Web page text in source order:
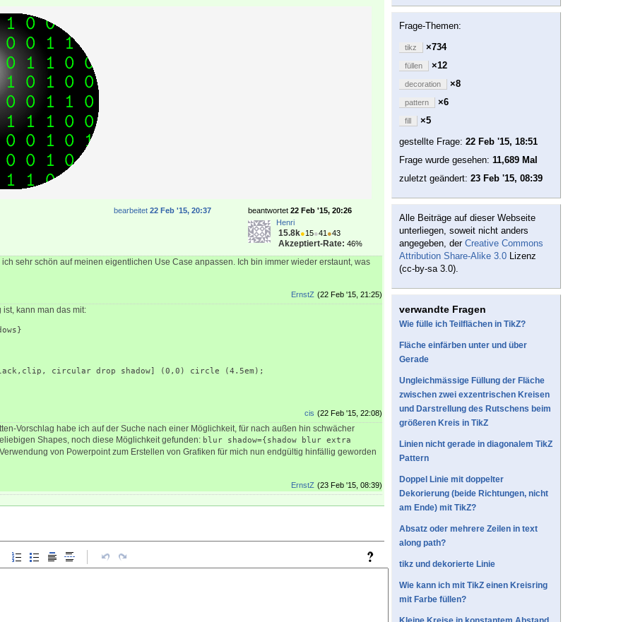
beantwortet 22 Feb '15, 20:26
Henri
15.8k●15●41 ●43
Akzeptiert-Rate: 46%
bearbeitet 22 Feb '15, 20:37
ich sehr schön auf meinen eigentlichen Use Case anpassen. Ich bin immer wieder erstaunt, was
(22 Feb '15, 21:25)
ErnstZ
kann man das mit:
circular drop shadow] (0,0) circle (4.5em);
(22 Feb '15, 22:08)
cis
Vorschlag habe ich auf der Suche nach einer Möglichkeit, für nach außen hin schwächer
Shapes, noch diese Möglichkeit gefunden: blur shadow={shadow blur extra
von Powerpoint zum Erstellen von Grafiken für mich nun endgültig hinfällig geworden
(23 Feb '15, 08:39)
ErnstZ
Frage-Themen:
tikz ×734
füllen ×12
decoration ×8
pattern ×6
fill
×5
gestellte Frage: 22 Feb '15, 18:51
Frage wurde gesehen: 11,689 Mal
zuletzt geändert: 23 Feb '15, 08:39
Alle Beiträge auf dieser Webseite
unterliegen, soweit nicht anders
angegeben, der Creative Commons
Attribution Share-Alike 3.0 Lizenz
(cc-by-sa 3.0).
verwandte Fragen
Wie fülle ich Teilflächen in TikZ?
Fläche einfärben unter und über
Gerade
Ungleichmässige Füllung der Fläche
zwischen zwei exzentrischen Kreisen
und Darstrellung des Rutschens beim
größeren Kreis in TikZ
Linien nicht gerade in diagonalem TikZ
Pattern
Doppel Linie mit doppelter
Dekorierung (beide Richtungen, nicht
am Ende) mit TikZ?
Absatz oder mehrere Zeilen in text
along path?
tikz und dekorierte Linie
Wie kann ich mit TikZ einen Kreisring
mit Farbe füllen?